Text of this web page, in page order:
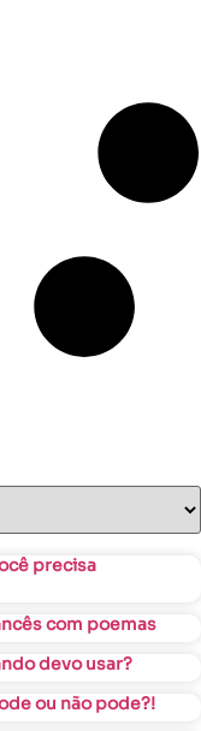
precisa
com poemas
devo usar?
ou não pode?!